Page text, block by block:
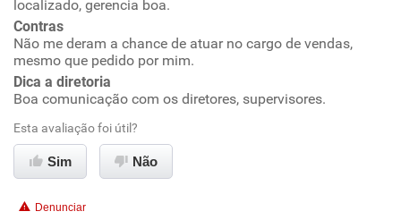
Conciliação com a vida familiar
Benefícios
Recomenda esta empresa
Recomenda a diretoria
localizado, gerencia boa.
Contras
Não me deram a chance de atuar no cargo de vendas,
mesmo que pedido por mim.
Dica a diretoria
Boa comunicação com os diretores, supervisores.
Esta avaliação foi útil?
Sim Não
Denunciar